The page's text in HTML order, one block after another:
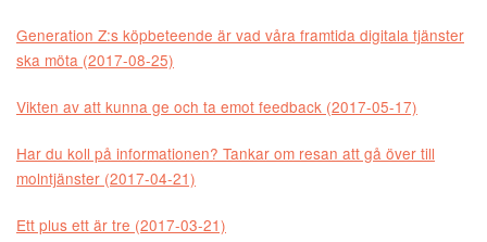
Generation Z:s köpbeteende är vad våra framtida digitala tjänster
ska möta (2017-08-25)
Vikten av att kunna ge och ta emot feedback (2017-05-17)
Har du koll på informationen? Tankar om resan att gå över till
molntjänster (2017-04-21)
Ett plus ett är tre (2017-03-21)